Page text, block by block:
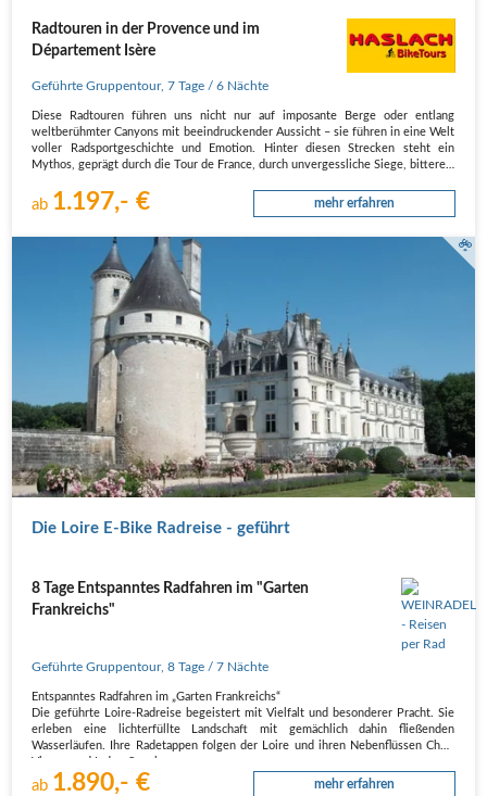
Radtouren in der Provence und im
Département Isère
Geführte Gruppentour,7 Tage / 6 Nächte
Diese Radtouren führen uns nicht nur auf imposante Berge oder entlang
weltberühmter Canyons mit beeindruckender Aussicht – sie führen in eine Welt
voller Radsportgeschichte und Emotion. Hinter diesen Strecken steht ein
Mythos, geprägt durch die Tour de France, durch unvergessliche Siege, bittere…
ab 1.197,- € mehr erfahren
Die Loire E-Bike Radreise - geführt
8 Tage Entspanntes Radfahren im "Garten
Frankreichs"
Geführte Gruppentour,8 Tage / 7 Nächte
Entspanntes Radfahren im „Garten Frankreichs“
Die geführte Loire-Radreise begeistert mit Vielfalt und besonderer Pracht. Sie
erleben eine lichterfüllte Landschaft mit gemächlich dahin fließenden
Wasserläufen. Ihre Radetappen folgen der Loire und ihren Nebenflüssen Cher,
ab 1.890,- € mehr erfahren